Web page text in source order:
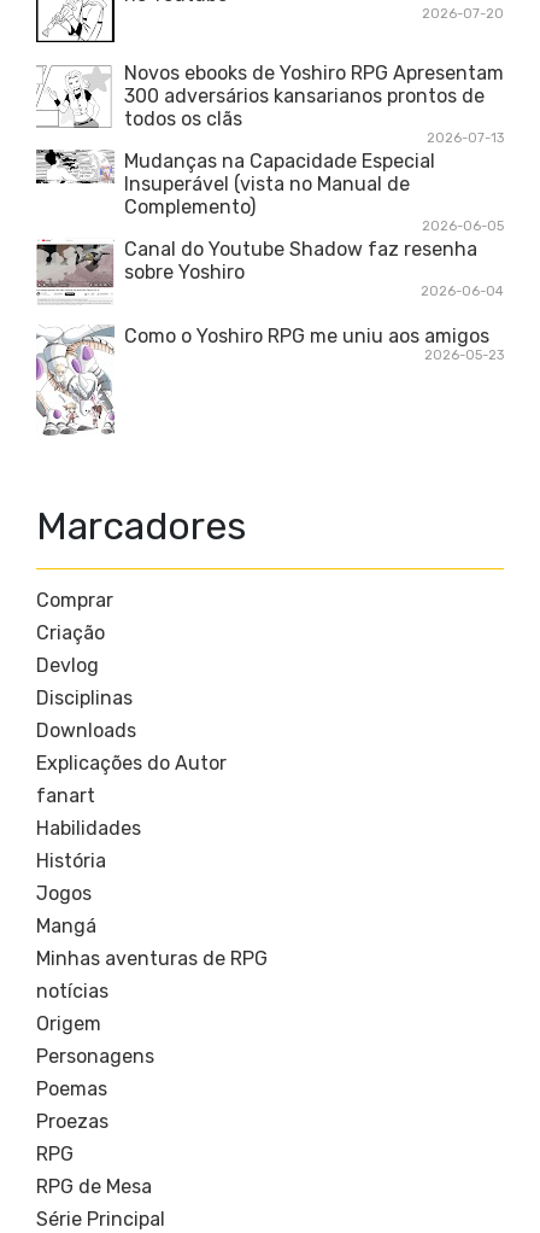
2026-07-20
Novos ebooks de Yoshiro RPG Apresentam
300 adversários kansarianos prontos de
todos os clãs
2026-07-13
Mudanças na Capacidade Especial
Insuperável (vista no Manual de
Complemento)
2026-06-05
Canal do Youtube Shadow faz resenha
sobre Yoshiro
2026-06-04
Como o Yoshiro RPG me uniu aos amigos
2026-05-23
Marcadores
Comprar
Criação
Devlog
Disciplinas
Downloads
Explicações do Autor
fanart
Habilidades
História
Jogos
Mangá
Minhas aventuras de RPG
notícias
Origem
Personagens
Poemas
Proezas
RPG
RPG de Mesa
Série Principal